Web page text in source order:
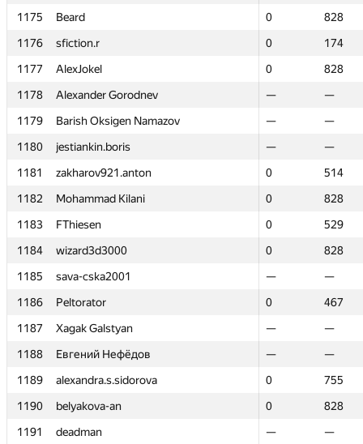
1175
Beard 0
828
1176
sfiction.r 0
174
1177
AlexJokel 0
828
1178
Alexander Gorodnev —
—
1179
Barish Oksigen Namazov —
—
1180
jestiankin.boris —
—
1181
zakharov921.anton 0
514
1182
Mohammad Kilani 0
828
1183
FThiesen 0
529
1184
wizard3d3000 0
828
1185
sava-cska2001 —
—
1186
Peltorator 0
467
1187
Xagak Galstyan —
—
1188
Евгений Нефёдов —
—
1189
alexandra.s.sidorova 0
755
1190
belyakova-an 0
828
1191
deadman —
—
1175
Beard 0
828
1176
sfiction.r 0
174
1177
AlexJokel 0
828
1178
Alexander Gorodnev —
—
1179
Barish Oksigen Namazov —
—
1180
jestiankin.boris —
—
1181
zakharov921.anton 0
514
1182
Mohammad Kilani 0
828
1183
FThiesen 0
529
1184
wizard3d3000 0
828
1185
sava-cska2001 —
—
1186
Peltorator 0
467
1187
Xagak Galstyan —
—
1188
Евгений Нефёдов —
—
1189
alexandra.s.sidorova 0
755
1190
belyakova-an 0
828
1191
deadman —
—